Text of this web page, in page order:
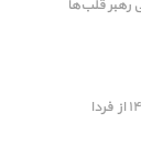
رهبر قلب‌ها